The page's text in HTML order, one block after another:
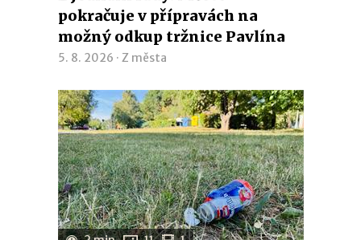
pokračuje v přípravách na
možný odkup tržnice Pavlína
5. 8. 2026 · Z města